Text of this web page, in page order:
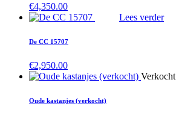
€4,350.00
Lees verder
De CC 15707
€2,950.00
Verkocht
Oude kastanjes (verkocht)